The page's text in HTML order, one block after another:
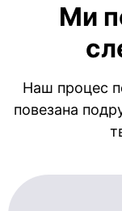
Ми
Наш процес
повезана